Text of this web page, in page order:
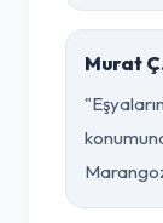
Murat